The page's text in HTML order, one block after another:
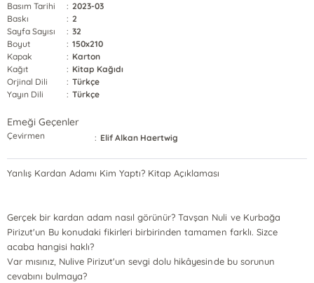
Basım Tarihi
: 2023-03
Baskı
: 2
Sayfa Sayısı
: 32
Boyut
: 150x210
Kapak
: Karton
Kağıt
: Kitap Kağıdı
Orjinal Dili
: Türkçe
Yayın Dili
: Türkçe
Emeği Geçenler
Çevirmen : Elif Alkan Haertwig
Yanlış Kardan Adamı Kim Yaptı? Kitap Açıklaması
Gerçek bir kardan adam nasıl görünür? Tavşan Nuli ve Kurbağa
Pirizut'un Bu konudaki fikirleri birbirinden tamamen farklı. Sizce
acaba hangisi haklı?
Var mısınız, Nulive Pirizut'un sevgi dolu hikâyesinde bu sorunun
cevabını bulmaya?